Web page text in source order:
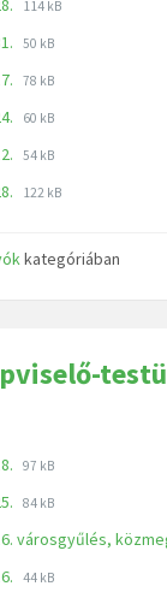
114 kB
50 kB
78 kB
60 kB
54 kB
122 kB
kategóriában
97 kB
84 kB
városgyűlés,
44 kB